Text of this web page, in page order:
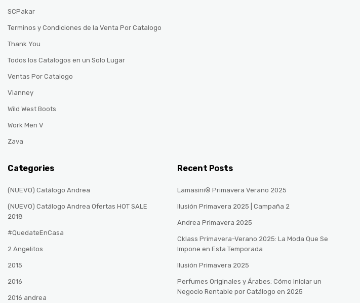
SCPakar
Terminos y Condiciones de la Venta Por Catalogo
Thank You
Todos los Catalogos en un Solo Lugar
Ventas Por Catalogo
Vianney
Wild West Boots
Work Men V
Zava
Categories
(NUEVO) Catálogo Andrea
(NUEVO) Catálogo Andrea Ofertas HOT SALE
2018
#QuedateEnCasa
2 Angelitos
2015
2016
2016 andrea
Recent Posts
Lamasini® Primavera Verano 2025
Ilusión Primavera 2025 | Campaña 2
Andrea Primavera 2025
Cklass Primavera-Verano 2025: La Moda Que Se
Impone en Esta Temporada
Ilusión Primavera 2025
Perfumes Originales y Árabes: Cómo Iniciar un
Negocio Rentable por Catálogo en 2025